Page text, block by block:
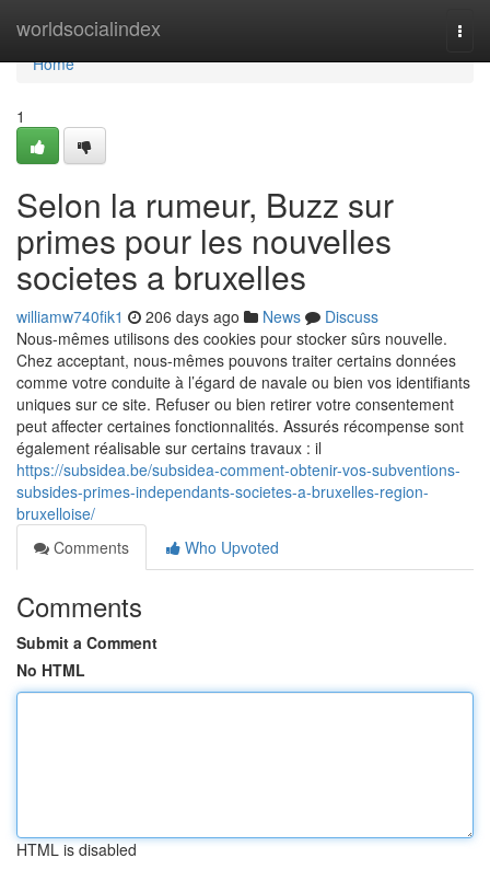
worldsocialindex
Home
Home
1
Selon la rumeur, Buzz sur
primes pour les nouvelles
societes a bruxelles
williamw740fik1 206 days ago News
Discuss
Nous-mêmes utilisons des cookies pour stocker sûrs nouvelle.
Chez acceptant, nous-mêmes pouvons traiter certains données
comme votre conduite à l’égard de navale ou bien vos identifiants
uniques sur ce site. Refuser ou bien retirer votre consentement
peut affecter certaines fonctionnalités. Assurés récompense sont
également réalisable sur certains travaux : il
https://subsidea.be/subsidea-comment-obtenir-vos-subventions-
subsides-primes-independants-societes-a-bruxelles-region-
bruxelloise/
Comments
Who Upvoted
Comments
Submit a Comment
No HTML
HTML is disabled